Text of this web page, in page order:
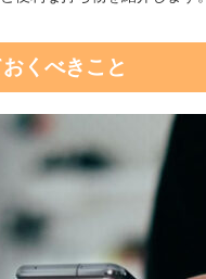
くべきこと